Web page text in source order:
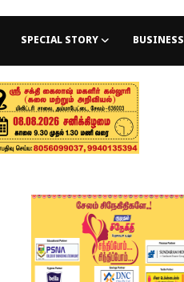
SPECIAL STORY BUSINESS